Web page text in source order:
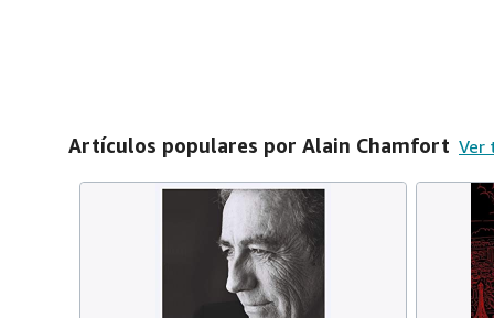
Artículos populares por Alain Chamfort Ver